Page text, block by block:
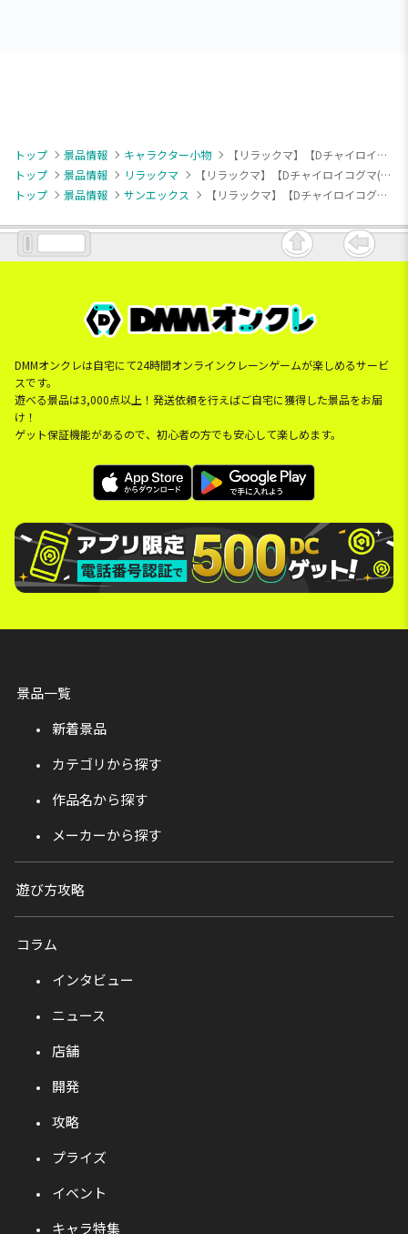
トップ 景品情報 キャラクター小物
【リラックマ】【Dチャイロイコグマ(オレンジ)】リラックマ うさうさベビー すやすやマスコットキーチェーン
トップ
景品情報 リラックマ
【リラックマ】【Dチャイロイコグマ(オレンジ)】リラックマ うさうさベビー すやすやマスコットキーチェーン
トップ
景品情報 サンエックス 【リラックマ】【Dチャイロイコグマ(オレンジ)】リラックマ うさうさベビー すやすやマスコットキーチェーン
DMMオンクレは自宅にて24時間オンラインクレーンゲームが楽しめるサービ
スです。
遊べる景品は3,000点以上！発送依頼を行えばご自宅に獲得した景品をお届
け！
ゲット保証機能があるので、初心者の方でも安心して楽しめます。
景品一覧
新着景品
カテゴリから探す
作品名から探す
メーカーから探す
遊び方攻略
コラム
インタビュー
ニュース
店舗
開発
攻略
プライズ
イベント
キャラ特集